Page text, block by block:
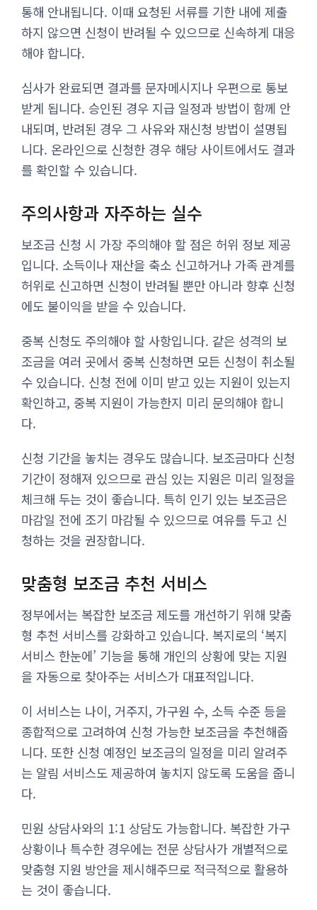
통해 안내됩니다. 이때 요청된 서류를 기한 내에 제출
하지 않으면 신청이 반려될 수 있으므로 신속하게 대응
해야 합니다.
심사가 완료되면 결과를 문자메시지나 우편으로 통보
받게 됩니다. 승인된 경우 지급 일정과 방법이 함께 안
내되며, 반려된 경우 그 사유와 재신청 방법이 설명됩
니다. 온라인으로 신청한 경우 해당 사이트에서도 결과
를 확인할 수 있습니다.
주의사항과 자주하는 실수
보조금 신청 시 가장 주의해야 할 점은 허위 정보 제공
입니다. 소득이나 재산을 축소 신고하거나 가족 관계를
허위로 신고하면 신청이 반려될 뿐만 아니라 향후 신청
에도 불이익을 받을 수 있습니다.
중복 신청도 주의해야 할 사항입니다. 같은 성격의 보
조금을 여러 곳에서 중복 신청하면 모든 신청이 취소될
수 있습니다. 신청 전에 이미 받고 있는 지원이 있는지
확인하고, 중복 지원이 가능한지 미리 문의해야 합니
다.
신청 기간을 놓치는 경우도 많습니다. 보조금마다 신청
기간이 정해져 있으므로 관심 있는 지원은 미리 일정을
체크해 두는 것이 좋습니다. 특히 인기 있는 보조금은
마감일 전에 조기 마감될 수 있으므로 여유를 두고 신
청하는 것을 권장합니다.
맞춤형 보조금 추천 서비스
정부에서는 복잡한 보조금 제도를 개선하기 위해 맞춤
형 추천 서비스를 강화하고 있습니다. 복지로의 ‘복지
서비스 한눈에’ 기능을 통해 개인의 상황에 맞는 지원
을 자동으로 찾아주는 서비스가 대표적입니다.
이 서비스는 나이, 거주지, 가구원 수, 소득 수준 등을
종합적으로 고려하여 신청 가능한 보조금을 추천해줍
니다. 또한 신청 예정인 보조금의 일정을 미리 알려주
는 알림 서비스도 제공하여 놓치지 않도록 도움을 줍니
다.
민원 상담사와의 1:1 상담도 가능합니다. 복잡한 가구
상황이나 특수한 경우에는 전문 상담사가 개별적으로
맞춤형 지원 방안을 제시해주므로 적극적으로 활용하
는 것이 좋습니다.